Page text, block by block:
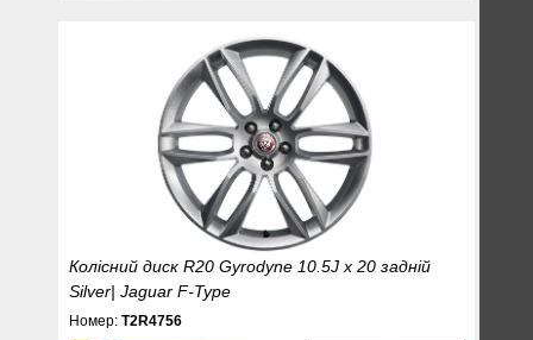
Колісний диск R20 Gyrodyne 10.5J x 20 задній
Silver| Jaguar F-Type
Номер:T2R4756